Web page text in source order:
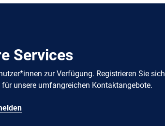
Services
zur Verfügung. Registrieren Sie
unsere umfangreichen Kontaktangebote.